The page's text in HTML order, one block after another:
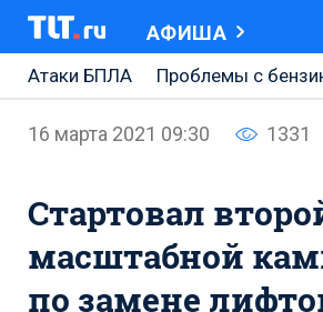
АФИША
Атаки БПЛА
Проблемы с
Ремонт Обводного шоссе
Набережная Тольятти
Неделя Тольятти
16 марта 2021 09:30 1331
Стартовал
масштабной
по замене